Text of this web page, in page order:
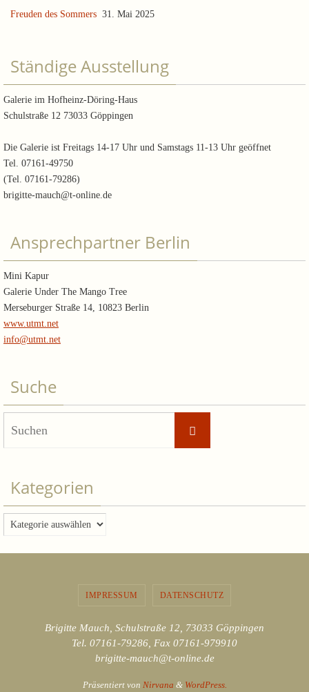
Freuden des Sommers 31. Mai 2025
Ständige Ausstellung
Galerie im Hofheinz-Döring-Haus
Schulstraße 12 73033 Göppingen
Die Galerie ist Freitags 14-17 Uhr und Samstags 11-13 Uhr geöffnet
Tel. 07161-49750
(Tel. 07161-79286)
brigitte-mauch@t-online.de
Ansprechpartner Berlin
Mini Kapur
Galerie Under The Mango Tree
Merseburger Straße 14, 10823 Berlin
www.utmt.net
info@utmt.net
Suche
Suchen
Kategorien
Kategorien
IMPRESSUM DATENSCHUTZ
Brigitte Mauch, Schulstraße 12, 73033 Göppingen
Tel. 07161-79286, Fax 07161-979910
brigitte-mauch@t-online.de
Präsentiert von Nirvana & WordPress.